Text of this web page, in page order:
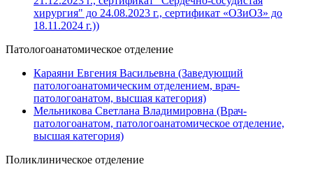
хирургия" до 24.08.2023 г., сертификат «ОЗиОЗ» до
18.11.2024 г.))
Патологоанатомическое отделение
Караяни Евгения Васильевна (Заведующий
патологоанатомическим отделением, врач-
патологоанатом, высшая категория)
Мельникова Светлана Владимировна (Врач-
патологоанатом, патологоанатомическое отделение,
высшая категория)
Поликлиническое отделение